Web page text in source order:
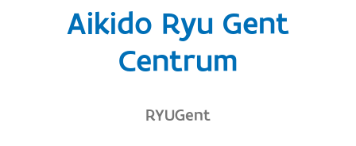
Aikido Ryu Gent
Centrum
RYUGent